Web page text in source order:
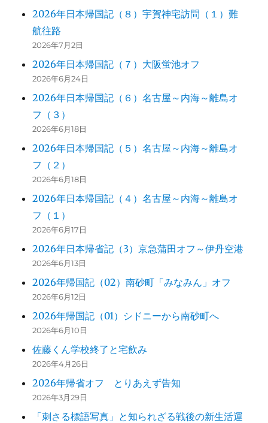
2026年日本帰国記（８）宇賀神宅訪問（１）難
航往路
2026年7月2日
2026年日本帰国記（７）大阪蛍池オフ
2026年6月24日
2026年日本帰国記（６）名古屋～内海～離島オ
フ（３）
2026年6月18日
2026年日本帰国記（５）名古屋～内海～離島オ
フ（２）
2026年6月18日
2026年日本帰国記（４）名古屋～内海～離島オ
フ（１）
2026年6月17日
2026年日本帰省記（3）京急蒲田オフ～伊丹空港
2026年6月13日
2026年帰国記（02）南砂町「みなみん」オフ
2026年6月12日
2026年帰国記（01）シドニーから南砂町へ
2026年6月10日
佐藤くん学校終了と宅飲み
2026年4月26日
2026年帰省オフ とりあえず告知
2026年3月29日
「刺さる標語写真」と知られざる戦後の新生活運